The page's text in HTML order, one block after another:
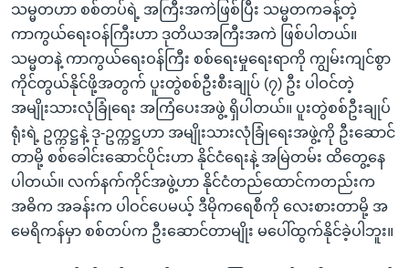
သမ္မတဟာ စစ်တပ်ရဲ့ အကြီးအကဲဖြစ်ပြီး သမ္မတကခန့်တဲ့
ကာကွယ်ရေးဝန်ကြီးဟာ ဒုတိယအကြီးအကဲ ဖြစ်ပါတယ်။
သမ္မတနဲ့ ကာကွယ်ရေးဝန်ကြီး စစ်ရေးမှုရေးရာကို ကျွမ်းကျင်စွာ
ကိုင်တွယ်နိုင်ဖို့အတွက် ပူးတွဲစစ်ဦးစီးချုပ် (၇) ဦး ပါဝင်တဲ့
အမျိုးသားလုံခြုံရေး အကြံပေးအဖွဲ့ ရှိပါတယ်။ ပူးတွဲစစ်ဦးချုပ်
ရုံးရဲ့ ဥက္ကဋ္ဌနဲ့ ဒု-ဥက္ကဋ္ဌဟာ အမျိုးသားလုံခြုံရေးအဖွဲ့ကို ဦးဆောင်
တာမို့ စစ်ခေါင်းဆောင်ပိုင်းဟာ နိုင်ငံရေးနဲ့ အမြဲတမ်း ထိတွေ့နေ
ပါတယ်။ လက်နက်ကိုင်အဖွဲ့ဟာ နိုင်ငံတည်ထောင်ကတည်းက
အဓိက အခန်းက ပါဝင်ပေမယ့် ဒီမိုကရေစီကို လေးစားတာမို့ အ
မေရိကန်မှာ စစ်တပ်က ဦးဆောင်တာမျိုး မပေါ်ထွက်နိုင်ခဲ့ပါဘူး။